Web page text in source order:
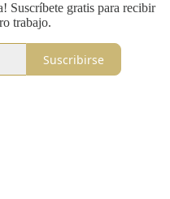
Suscríbete gratis para recibir
trabajo.
Suscribirse